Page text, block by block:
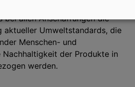
bei allen Anschaffungen die
aktueller Umweltstandards, die
Menschen- und
der Produkte in
werden.